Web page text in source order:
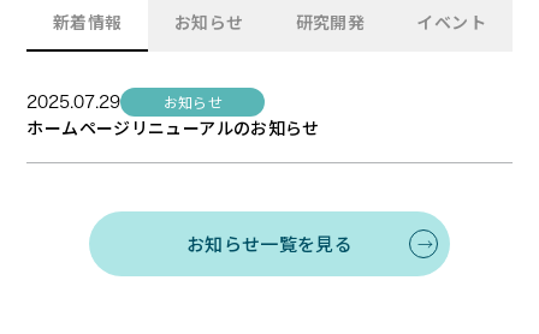
新着情報 お知らせ 研究開発 イベント
2025.07.29 お知らせ
ホームページリニューアルのお知らせ
お知らせ一覧を見る